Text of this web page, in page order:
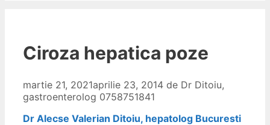
Ciroza hepatica poze
martie 21, 2021aprilie 23, 2014 de Dr Ditoiu,
gastroenterolog 0758751841
Dr Alecse Valerian Ditoiu, hepatolog Bucuresti